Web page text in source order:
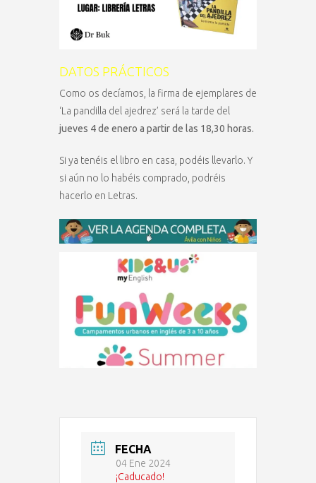
DATOS PRÁCTICOS
Como os decíamos, la firma de ejemplares de
‘La pandilla del ajedrez’ será la tarde del
jueves 4 de enero a partir de las 18,30 horas.
Si ya tenéis el libro en casa, podéis llevarlo. Y
si aún no lo habéis comprado, podréis
hacerlo en Letras.
FECHA
04 Ene 2024
¡Caducado!